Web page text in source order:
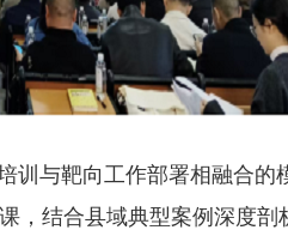
与靶向工作部署相融合的
，结合县域典型案例深度